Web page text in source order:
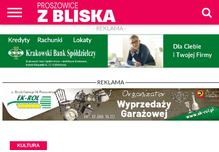
O
NAS
WIADOMOŚCI
ZAPYTAM
WPROST
CENNIK
REKLAM
PROSZOWICE
Z BLISKA
KONTAKT
- REKLAMA -
- REKLAMA -
KULTURA